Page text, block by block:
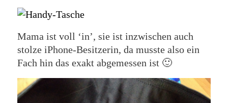
Mama ist voll ‘in’, sie ist inzwischen auch
stolze iPhone-Besitzerin, da musste also ein
Fach hin das exakt abgemessen ist 🙂